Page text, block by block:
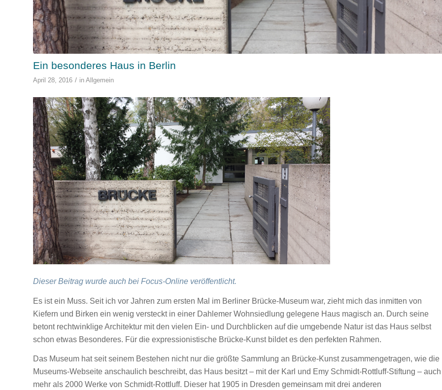
Ein besonderes Haus in Berlin
April 28, 2016 / in Allgemein
Dieser Beitrag wurde auch bei Focus-Online veröffentlicht.
Es ist ein Muss. Seit ich vor Jahren zum ersten Mal im Berliner Brücke-Museum war, zieht mich das inmitten von
Kiefern und Birken ein wenig versteckt in einer Dahlemer Wohnsiedlung gelegene Haus magisch an. Durch seine
betont rechtwinklige Architektur mit den vielen Ein- und Durchblicken auf die umgebende Natur ist das Haus selbst
schon etwas Besonderes. Für die expressionistische Brücke-Kunst bildet es den perfekten Rahmen.
Das Museum hat seit seinem Bestehen nicht nur die größte Sammlung an Brücke-Kunst zusammengetragen, wie die
Museums-Webseite anschaulich beschreibt, das Haus besitzt – mit der Karl und Emy Schmidt-Rottluff-Stiftung – auch
mehr als 2000 Werke von Schmidt-Rottluff. Dieser hat 1905 in Dresden gemeinsam mit drei anderen